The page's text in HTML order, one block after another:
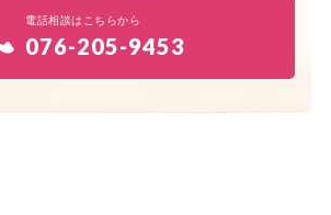
電話相談はこちらから
076-205-9453